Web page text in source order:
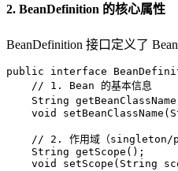
2. BeanDefinition 的核心属性
BeanDefinition 接口定义了
public interface
// 1. Bean 的基本信息
    String
getBeanClassName
void
setBeanClassName
// 2. 作用域（singleton/
    String
getScope () ;
void
setScope (String